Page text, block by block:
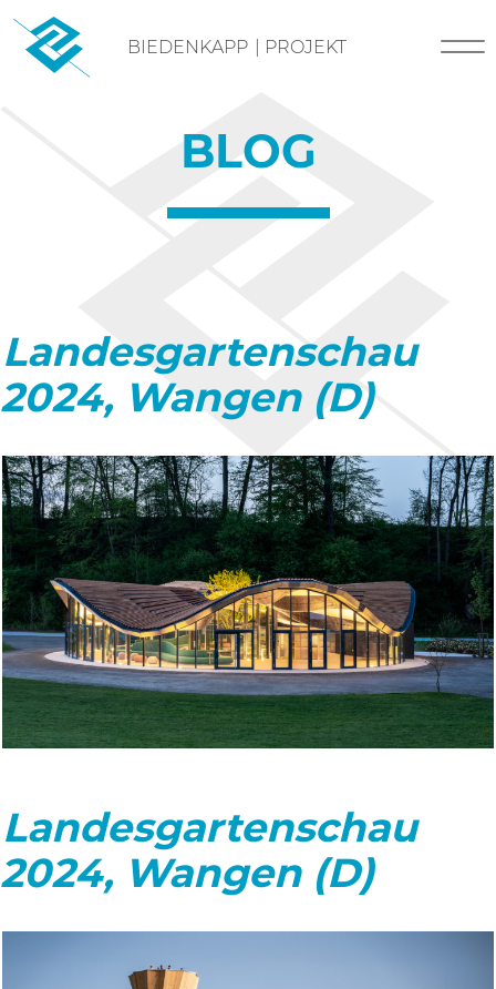
Skip
content
BIEDENKAPP PROJEKT
BLOG
Landesgartenschau
2024, Wangen (D)
Landesgartenschau
2024, Wangen (D)